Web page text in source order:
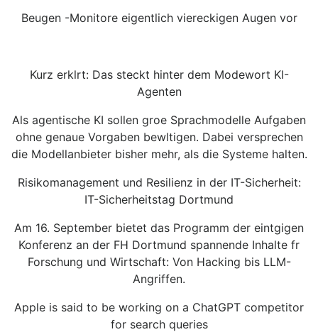
Beugen -Monitore eigentlich viereckigen Augen vor
Kurz erklrt: Das steckt hinter dem Modewort KI-
Agenten
Als agentische KI sollen groe Sprachmodelle Aufgaben
ohne genaue Vorgaben bewltigen. Dabei versprechen
die Modellanbieter bisher mehr, als die Systeme halten.
Risikomanagement und Resilienz in der IT-Sicherheit:
IT-Sicherheitstag Dortmund
Am 16. September bietet das Programm der eintgigen
Konferenz an der FH Dortmund spannende Inhalte fr
Forschung und Wirtschaft: Von Hacking bis LLM-
Angriffen.
Apple is said to be working on a ChatGPT competitor
for search queries